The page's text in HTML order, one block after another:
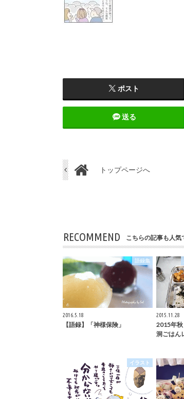
ポスト
送る
トップページへ
RECOMMEND こちらの記事も人気
語録集
2016.5.18
【語録】「神様保険」
2015.11.28
2015年秋
洞ごはん
イラスト